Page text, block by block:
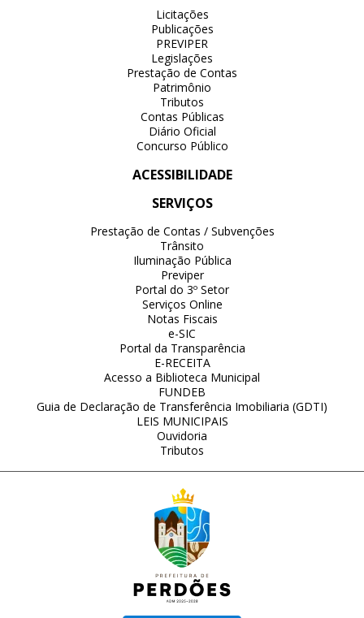
Licitações
Publicações
PREVIPER
Legislações
Prestação de Contas
Patrimônio
Tributos
Contas Públicas
Diário Oficial
Concurso Público
ACESSIBILIDADE
SERVIÇOS
Prestação de Contas / Subvenções
Trânsito
Iluminação Pública
Previper
Portal do 3º Setor
Serviços Online
Notas Fiscais
e-SIC
Portal da Transparência
E-RECEITA
Acesso a Biblioteca Municipal
FUNDEB
Guia de Declaração de Transferência Imobiliaria (GDTI)
LEIS MUNICIPAIS
Ouvidoria
Tributos